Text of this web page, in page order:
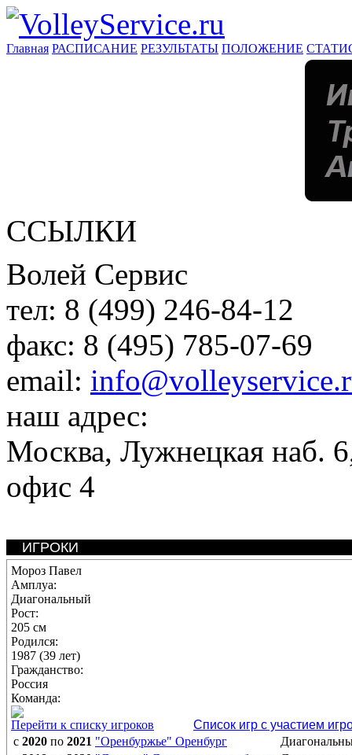
Главная РАСПИСАНИЕ РЕЗУЛЬТАТЫ ПОЛОЖЕНИЕ
ССЫЛКИ
Волей Сервис
тел: 8 (499) 246-84-12
факс: 8 (495) 785-07-69
email:
наш адрес:
Москва, Лужнецкая наб.
офис 4
ИГРОКИ
Мороз Павел
Амплуа:
Диагональный
Рост:
205 см
Родился:
1987 (39 лет)
Гражданство:
Россия
Команда:
Перейти к списку игроков
Список игр с участием
с 2020 по 2021 "Оренбуржье" Оренбург